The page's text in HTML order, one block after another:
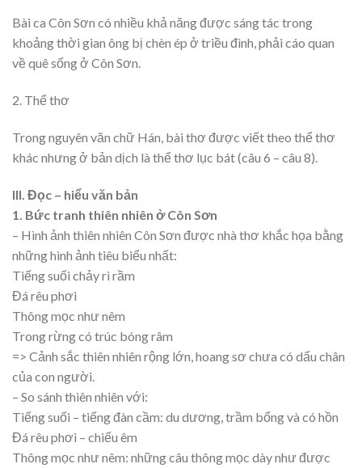
Bài ca Côn Sơn có nhiều khả năng được sáng tác trong
khoảng thời gian ông bị chèn ép ở triều đình, phải cáo quan
về quê sống ở Côn Sơn.
2. Thể thơ
Trong nguyên văn chữ Hán, bài thơ được viết theo thể thơ
khác nhưng ở bản dịch là thể thơ lục bát (câu 6 – câu 8).
III. Đọc – hiểu văn bản
1. Bức tranh thiên nhiên ở Côn Sơn
– Hình ảnh thiên nhiên Côn Sơn được nhà thơ khắc họa bằng
những hình ảnh tiêu biểu nhất:
Tiếng suối chảy rì rầm
Đá rêu phơi
Thông mọc như nêm
Trong rừng có trúc bóng râm
=> Cảnh sắc thiên nhiên rộng lớn, hoang sơ chưa có dấu chân
của con người.
– So sánh thiên nhiên với:
Tiếng suối – tiếng đàn cầm: du dương, trầm bổng và có hồn
Đá rêu phơi – chiếu êm
Thông mọc như nêm: những câu thông mọc dày như được